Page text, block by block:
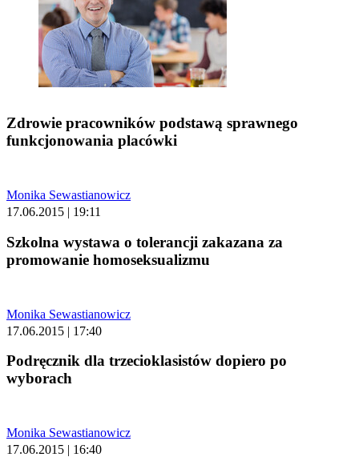
Zdrowie pracowników podstawą sprawnego
funkcjonowania placówki
Monika Sewastianowicz
17.06.2015 | 19:11
Szkolna wystawa o tolerancji zakazana za
promowanie homoseksualizmu
Monika Sewastianowicz
17.06.2015 | 17:40
Podręcznik dla trzecioklasistów dopiero po
wyborach
Monika Sewastianowicz
17.06.2015 | 16:40